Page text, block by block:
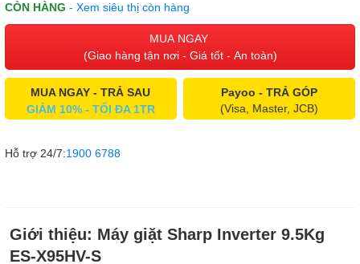
CÒN HÀNG - Xem siêu thị còn hàng
MUA NGAY
(Giao hàng tận nơi - Giá tốt - An toàn)
MUA NGAY - TRẢ SAU
GIẢM 10% - TỐI ĐA 1TR
Payoo - TRẢ GÓP
(Visa, Master, JCB)
Hỗ trợ 24/7:1900 6788
Giới thiệu: Máy giặt Sharp Inverter 9.5Kg
ES-X95HV-S